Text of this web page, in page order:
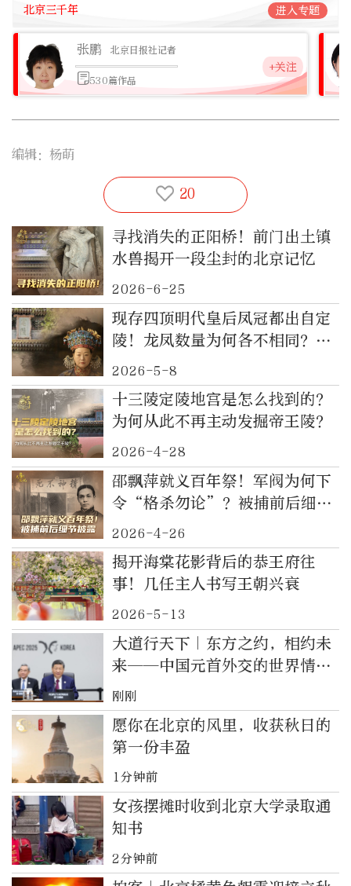
北京三千年 进入专题
张鹏 北京日报社记者
530篇作品
+关注
编辑：杨萌
20
寻找消失的正阳桥！前门出土镇
水兽揭开一段尘封的北京记忆
2026-6-25
现存四顶明代皇后凤冠都出自定
陵！龙凤数量为何各不相同？揭
秘背后玄机
2026-5-8
十三陵定陵地宫是怎么找到的？
为何从此不再主动发掘帝王陵？
2026-4-28
邵飘萍就义百年祭！军阀为何下
令“格杀勿论”？被捕前后细节
披露
2026-4-26
揭开海棠花影背后的恭王府往
事！几任主人书写王朝兴衰
2026-5-13
大道行天下｜东方之约，相约未
来——中国元首外交的世界情怀
与大国气派
刚刚
愿你在北京的风里，收获秋日的
第一份丰盈
1分钟前
女孩摆摊时收到北京大学录取通
知书
2分钟前